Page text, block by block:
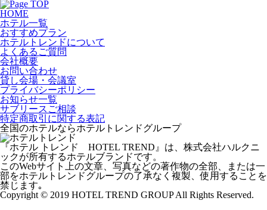
HOME
ホテル一覧
おすすめプラン
ホテルトレンドについて
よくあるご質問
会社概要
お問い合わせ
貸し会場・会議室
プライバシーポリシー
お知らせ一覧
サブリースご相談
特定商取引に関する表記
全国のホテルならホテルトレンドグループ
『ホテル トレンド HOTEL TREND』は、株式会社ハルクニ
ックが所有するホテルブランドです。
このWebサイト上の文章、写真などの著作物の全部、または一
部をホテルトレンドグループの了承なく複製、使用することを
禁じます｡
Copyright © 2019 HOTEL TREND GROUP All Rights Reserved.